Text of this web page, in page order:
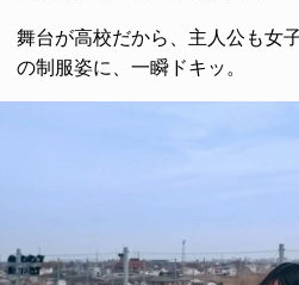
舞台が高校だから、主人公も女
の制服姿に、一瞬ドキッ。